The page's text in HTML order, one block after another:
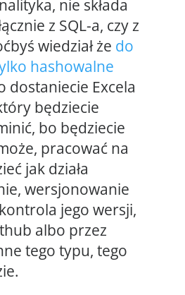
nie składa
z SQL-a, czy z
wiedział że do
hashowalne
dostaniecie Excela
będziecie
bo będziecie
pracować na
jak działa
wersjonowanie
jego wersji,
albo przez
tego typu, tego